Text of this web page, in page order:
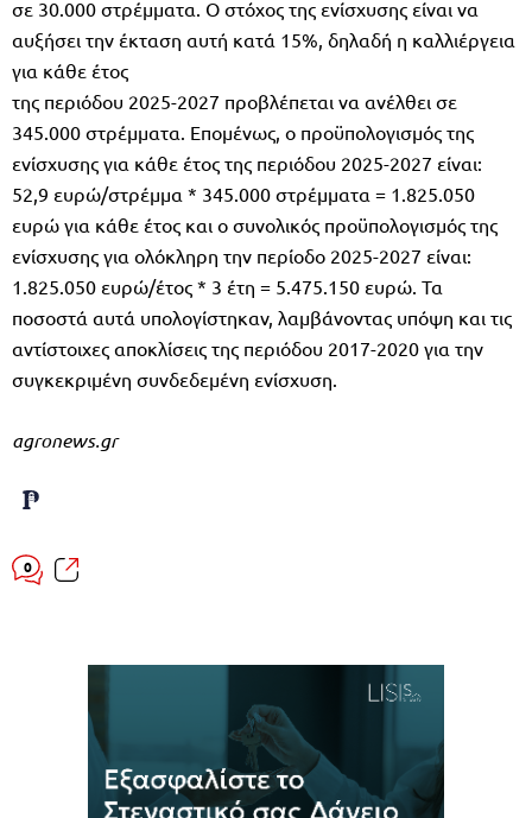
σε 30.000 στρέµµατα. Ο στόχος της ενίσχυσης είναι να
αυξήσει την έκταση αυτή κατά 15%, δηλαδή η καλλιέργεια
για κάθε έτος
της περιόδου 2025-2027 προβλέπεται να ανέλθει σε
345.000 στρέµµατα. Εποµένως, ο προϋπολογισµός της
ενίσχυσης για κάθε έτος της περιόδου 2025-2027 είναι:
52,9 ευρώ/στρέµµα * 345.000 στρέµµατα = 1.825.050
ευρώ για κάθε έτος και ο συνολικός προϋπολογισµός της
ενίσχυσης για ολόκληρη την περίοδο 2025-2027 είναι:
1.825.050 ευρώ/έτος * 3 έτη = 5.475.150 ευρώ. Τα
ποσοστά αυτά υπολογίστηκαν, λαµβάνοντας υπόψη και τις
αντίστοιχες αποκλίσεις της περιόδου 2017-2020 για την
συγκεκριµένη συνδεδεµένη ενίσχυση.
agronews.gr
0